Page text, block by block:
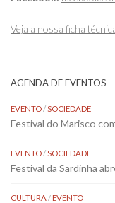
Veja a nossa ficha
AGENDA DE EVENTOS
EVENTO/SOCIEDADE
Festival do Marisco
EVENTO/SOCIEDADE
Festival da Sardinha
CULTURA/EVENTO